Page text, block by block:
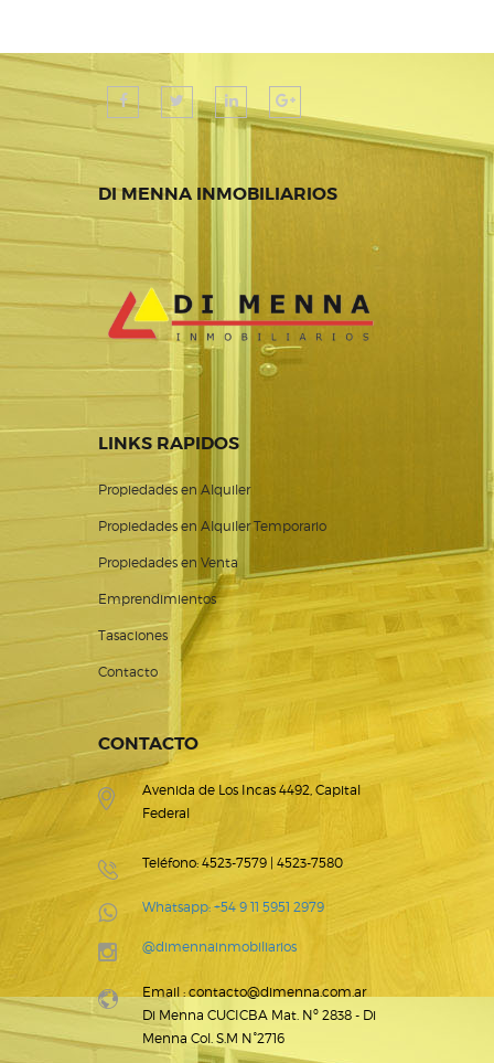
DI MENNA INMOBILIARIOS
LINKS RAPIDOS
Propiedades en Alquiler
Propiedades en Alquiler Temporario
Propiedades en Venta
Emprendimientos
Tasaciones
Contacto
CONTACTO
Avenida de Los Incas 4492, Capital
Federal
Teléfono: 4523-7579 | 4523-7580
Whatsapp: +54 9 11 5951 2979
@dimennainmobiliarios
Email : contacto@dimenna.com.ar
Di Menna CUCICBA Mat. Nº 2838 - Di
Menna Col. S.M N°2716